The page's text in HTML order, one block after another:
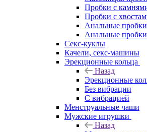
Пробки с
Пробки с
Анальные
Анальные пробки
Секс-куклы
Качели, секс-машины
Эрекционные кольца
Назад
Эрекционные
Без вибрации
С вибрацией
Менструальные чаши
Мужские игрушки
Назад